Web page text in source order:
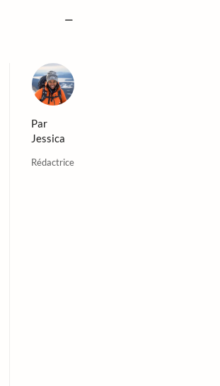
Par
Jessica
Rédactrice